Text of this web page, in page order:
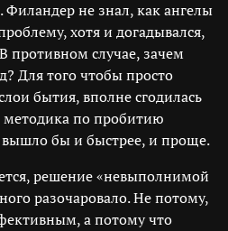
Филандер не знал, как ангелы
хотя и догадывался,
противном случае, зачем
Для того чтобы просто
бытия, вполне сгодилась
по пробитию
бы и быстрее, и проще.
решение «невыполнимой
разочаровало. Не потому,
а потому что